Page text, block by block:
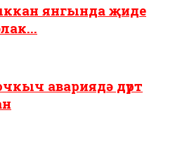
янгында җиде
авариядә дүрт